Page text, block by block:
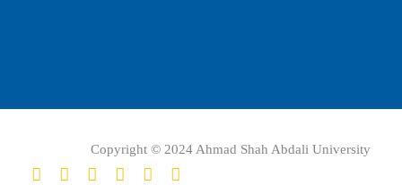
Copyright © 2024 Ahmad Shah Abdali University